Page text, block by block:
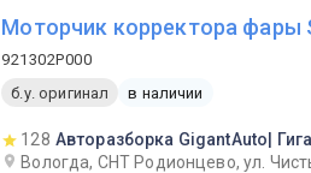
Моторчик корректора фары
921302P000
б.у. оригинал
в наличии
128 Авторазборка GigantAuto|
Вологда, СНТ Родионцево, ул.